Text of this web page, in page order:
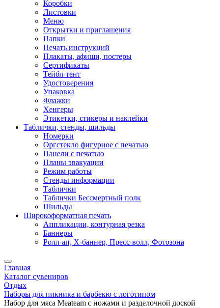
Коробки
Листовки
Меню
Открытки и приглашения
Папки
Печать инструкций
Плакаты, афиши, постеры
Сертификаты
Тейбл-тент
Удостоверения
Упаковка
Флажки
Хенгеры
Этикетки, стикеры и наклейки
Таблички, стенды, шильды
Номерки
Оргстекло фигурное с печатью
Панели с печатью
Планы эвакуации
Режим работы
Стенды информации
Таблички
Таблички Бессмертный полк
Шильды
Широкоформатная печать
Аппликации, контурная резка
Баннеры
Ролл-ап, X-баннер, Пресс-волл, Фотозона
Главная
Каталог сувениров
Отдых
Наборы для пикника и барбекю с логотипом
Набор для мяса Meateam с ножами и разделочной доской